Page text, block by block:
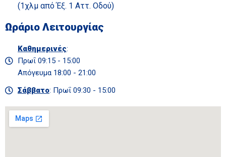
(1χλμ από Έξ. 1 Αττ. Οδού)
Ωράριο Λειτουργίας
Καθημερινές:
Πρωΐ 09:15 - 15:00
Απόγευμα 18:00 - 21:00
Σάββατο: Πρωΐ 09:30 - 15:00